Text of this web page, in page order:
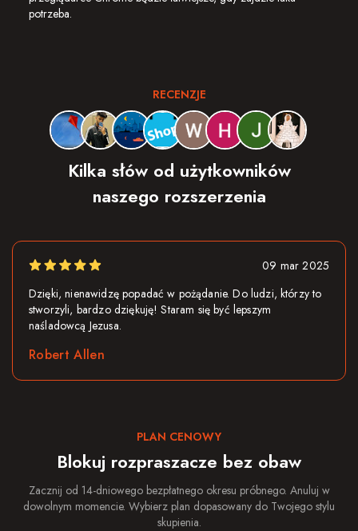
potrzeba.
RECENZJE
Kilka słów od użytkowników
naszego rozszerzenia
09 mar 2025
Do ludzi, którzy to
się być lepszym
Świetne rozszerzenie. Blokuje
których nie potrzebuję.
PLAN CENOWY
Blokuj rozpraszacze bez obaw
Zacznij od 14-dniowego bezpłatnego okresu próbnego. Anuluj w
dowolnym momencie. Wybierz plan dopasowany do Twojego stylu
skupienia.